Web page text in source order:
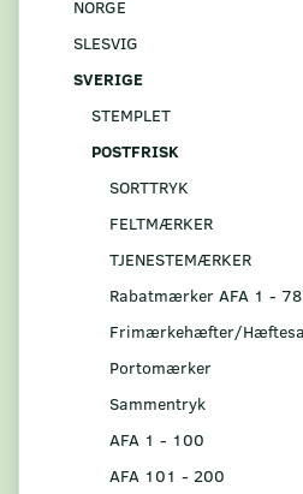
NORGE
SLESVIG
SVERIGE
STEMPLET
POSTFRISK
SORTTRYK
FELTMÆRKER
TJENESTEMÆRKER
Rabatmærker AFA 1 - 78
Frimærkehæfter/
Portomærker
Sammentryk
AFA 1 - 100
AFA 101 - 200